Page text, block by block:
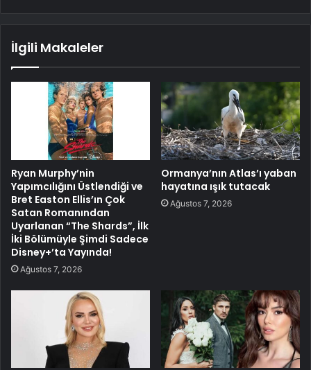
İlgili Makaleler
Ryan Murphy’nin
Yapımcılığını Üstlendiği ve
Bret Easton Ellis’ın Çok
Satan Romanından
Uyarlanan “The Shards”, İlk
İki Bölümüyle Şimdi Sadece
Disney+’ta Yayında!
Ağustos 7, 2026
Ormanya’nın Atlas’ı yaban
hayatına ışık tutacak
Ağustos 7, 2026